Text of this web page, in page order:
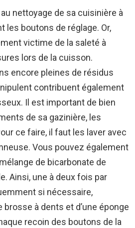
nettoyage de sa cuisinière à
les boutons de réglage. Or,
victime de la saleté à
lors de la cuisson.
encore pleines de résidus
contribuent également
Il est important de bien
de sa gazinière, les
ce faire, il faut les laver avec
Vous pouvez également
de bicarbonate de
Ainsi, une à deux fois par
si nécessaire,
brosse à dents et d’une éponge
recoin des boutons de la